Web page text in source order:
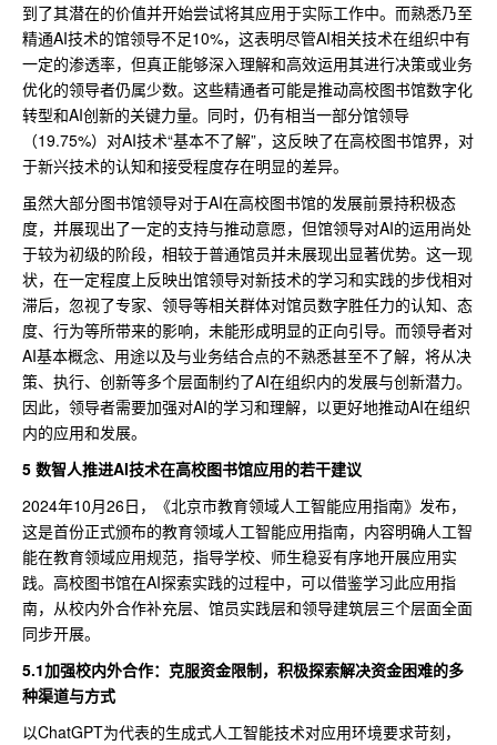
到了其潜在的价值并开始尝试将其应用于实际工作中。而熟悉乃至
精通AI技术的馆领导不足10%，这表明尽管AI相关技术在组织中有
一定的渗透率，但真正能够深入理解和高效运用其进行决策或业务
优化的领导者仍属少数。这些精通者可能是推动高校图书馆数字化
转型和AI创新的关键力量。同时，仍有相当一部分馆领导
（19.75%）对AI技术“基本不了解”，这反映了在高校图书馆界，对
于新兴技术的认知和接受程度存在明显的差异。
虽然大部分图书馆领导对于AI在高校图书馆的发展前景持积极态
度，并展现出了一定的支持与推动意愿，但馆领导对AI的运用尚处
于较为初级的阶段，相较于普通馆员并未展现出显著优势。这一现
状，在一定程度上反映出馆领导对新技术的学习和实践的步伐相对
滞后，忽视了专家、领导等相关群体对馆员数字胜任力的认知、态
度、行为等所带来的影响，未能形成明显的正向引导。而领导者对
AI基本概念、用途以及与业务结合点的不熟悉甚至不了解，将从决
策、执行、创新等多个层面制约了AI在组织内的发展与创新潜力。
因此，领导者需要加强对AI的学习和理解，以更好地推动AI在组织
内的应用和发展。
5 数智人推进AI技术在高校图书馆应用的若干建议
2024年10月26日，《北京市教育领域人工智能应用指南》发布，
这是首份正式颁布的教育领域人工智能应用指南，内容明确人工智
能在教育领域应用规范，指导学校、师生稳妥有序地开展应用实
践。高校图书馆在AI探索实践的过程中，可以借鉴学习此应用指
南，从校内外合作补充层、馆员实践层和领导建筑层三个层面全面
同步开展。
5.1加强校内外合作：克服资金限制，积极探索解决资金困难的多
种渠道与方式
以ChatGPT为代表的生成式人工智能技术对应用环境要求苛刻，